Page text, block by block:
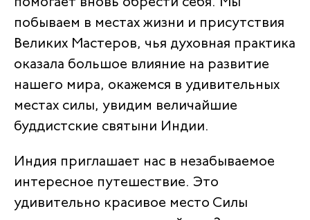
помогает вновь обрести себя. Мы
побываем в местах жизни и присутствия
Великих Мастеров, чья духовная практика
оказала большое влияние на развитие
нашего мира, окажемся в удивительных
местах силы, увидим величайшие
буддистские святыни Индии.
Индия приглашает нас в незабываемое
интересное путешествие. Это
удивительно красивое место Силы